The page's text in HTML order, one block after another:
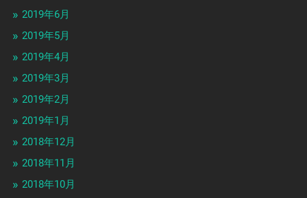
2019年6月
2019年5月
2019年4月
2019年3月
2019年2月
2019年1月
2018年12月
2018年11月
2018年10月